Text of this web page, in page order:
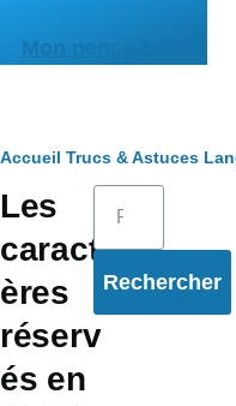
Mon pense-bête
Fil
d'Ariane
Accueil Trucs & Astuces
Les
caract
ères
réserv
és en